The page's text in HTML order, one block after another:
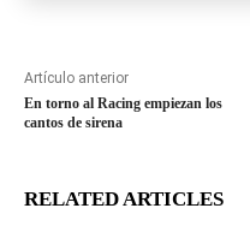
Artículo anterior
En torno al Racing empiezan los
cantos de sirena
RELATED ARTICLES